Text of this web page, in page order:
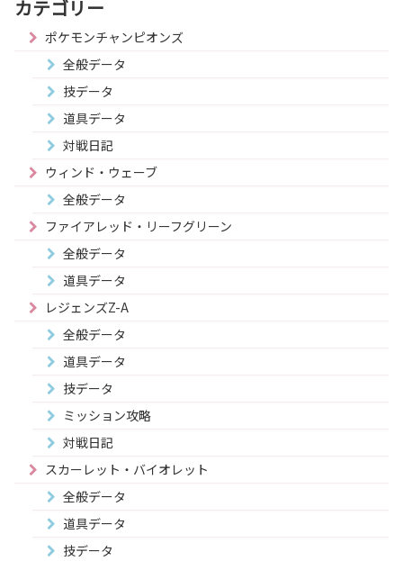
カテゴリー
ポケモンチャンピオンズ
全般データ
技データ
道具データ
対戦日記
ウィンド・ウェーブ
全般データ
ファイアレッド・リーフグリーン
全般データ
道具データ
レジェンズZ-A
全般データ
道具データ
技データ
ミッション攻略
対戦日記
スカーレット・バイオレット
全般データ
道具データ
技データ